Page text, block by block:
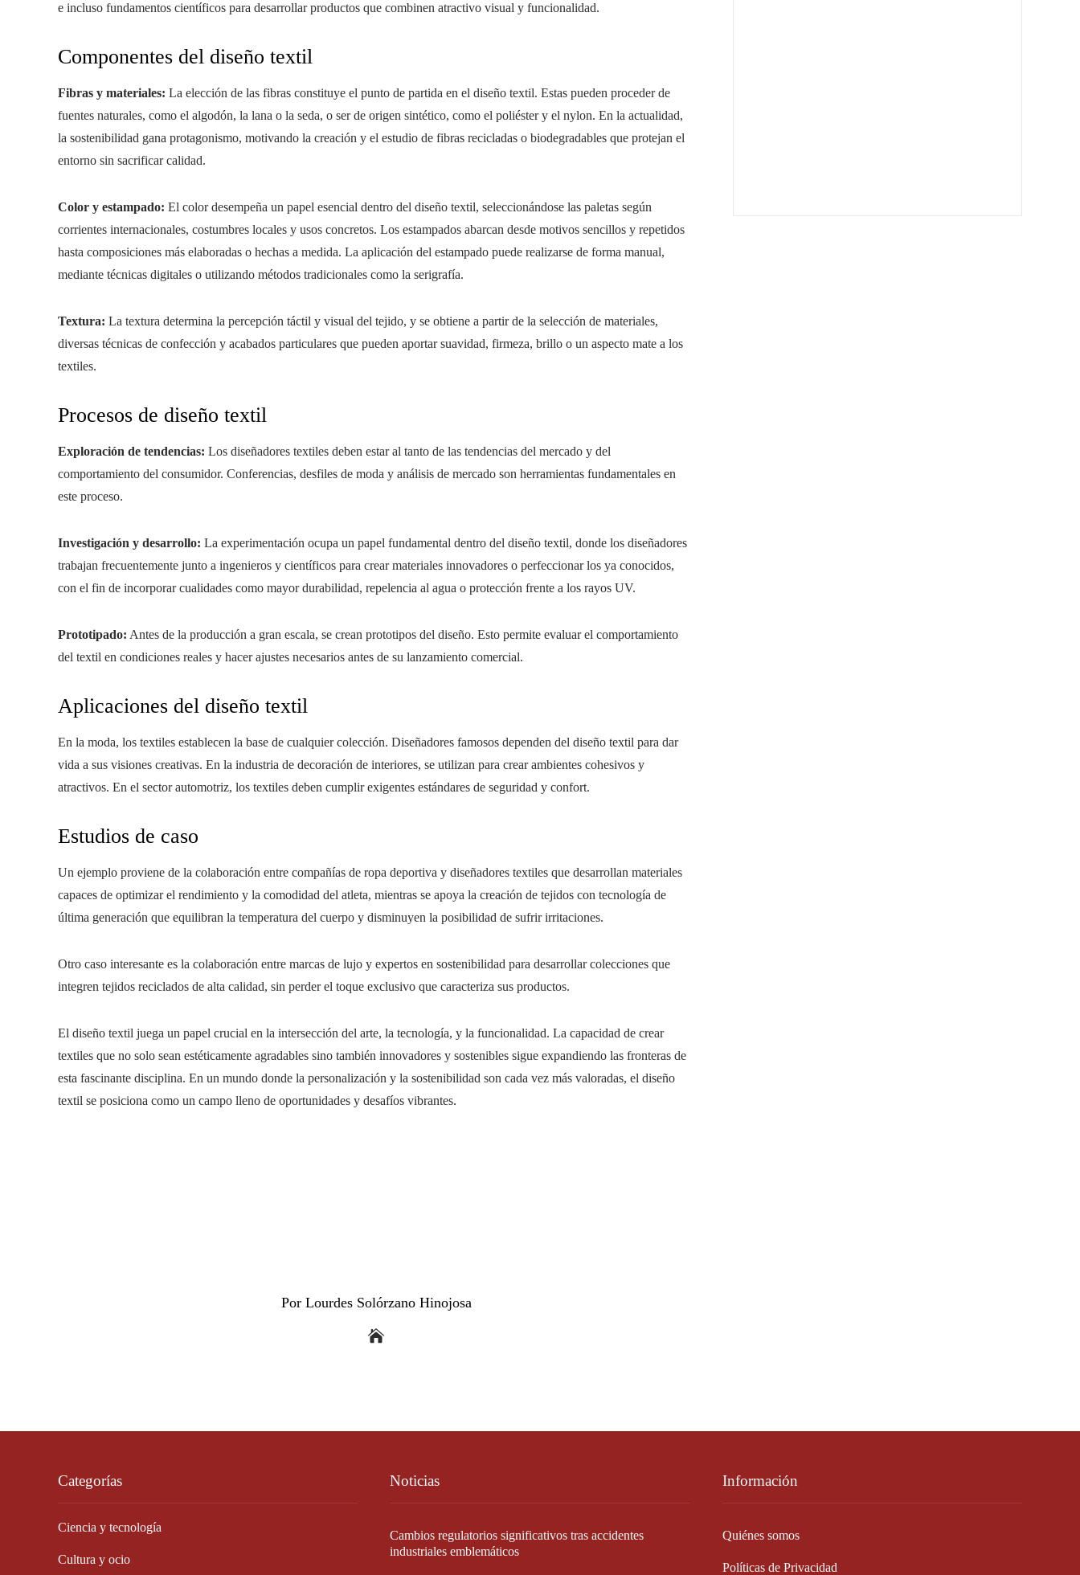
e incluso fundamentos científicos para desarrollar productos que combinen atractivo visual y funcionalidad.
Componentes del diseño textil
Fibras y materiales: La elección de las fibras constituye el punto de partida en el diseño textil. Estas pueden proceder de
fuentes naturales, como el algodón, la lana o la seda, o ser de origen sintético, como el poliéster y el nylon. En la actualidad,
la sostenibilidad gana protagonismo, motivando la creación y el estudio de fibras recicladas o biodegradables que protejan el
entorno sin sacrificar calidad.
Color y estampado: El color desempeña un papel esencial dentro del diseño textil, seleccionándose las paletas según
corrientes internacionales, costumbres locales y usos concretos. Los estampados abarcan desde motivos sencillos y repetidos
hasta composiciones más elaboradas o hechas a medida. La aplicación del estampado puede realizarse de forma manual,
mediante técnicas digitales o utilizando métodos tradicionales como la serigrafía.
Textura: La textura determina la percepción táctil y visual del tejido, y se obtiene a partir de la selección de materiales,
diversas técnicas de confección y acabados particulares que pueden aportar suavidad, firmeza, brillo o un aspecto mate a los
textiles.
Procesos de diseño textil
Exploración de tendencias: Los diseñadores textiles deben estar al tanto de las tendencias del mercado y del
comportamiento del consumidor. Conferencias, desfiles de moda y análisis de mercado son herramientas fundamentales en
este proceso.
Investigación y desarrollo: La experimentación ocupa un papel fundamental dentro del diseño textil, donde los diseñadores
trabajan frecuentemente junto a ingenieros y científicos para crear materiales innovadores o perfeccionar los ya conocidos,
con el fin de incorporar cualidades como mayor durabilidad, repelencia al agua o protección frente a los rayos UV.
Prototipado: Antes de la producción a gran escala, se crean prototipos del diseño. Esto permite evaluar el comportamiento
del textil en condiciones reales y hacer ajustes necesarios antes de su lanzamiento comercial.
Aplicaciones del diseño textil
En la moda, los textiles establecen la base de cualquier colección. Diseñadores famosos dependen del diseño textil para dar
vida a sus visiones creativas. En la industria de decoración de interiores, se utilizan para crear ambientes cohesivos y
atractivos. En el sector automotriz, los textiles deben cumplir exigentes estándares de seguridad y confort.
Estudios de caso
Un ejemplo proviene de la colaboración entre compañías de ropa deportiva y diseñadores textiles que desarrollan materiales
capaces de optimizar el rendimiento y la comodidad del atleta, mientras se apoya la creación de tejidos con tecnología de
última generación que equilibran la temperatura del cuerpo y disminuyen la posibilidad de sufrir irritaciones.
Otro caso interesante es la colaboración entre marcas de lujo y expertos en sostenibilidad para desarrollar colecciones que
integren tejidos reciclados de alta calidad, sin perder el toque exclusivo que caracteriza sus productos.
El diseño textil juega un papel crucial en la intersección del arte, la tecnología, y la funcionalidad. La capacidad de crear
textiles que no solo sean estéticamente agradables sino también innovadores y sostenibles sigue expandiendo las fronteras de
esta fascinante disciplina. En un mundo donde la personalización y la sostenibilidad son cada vez más valoradas, el diseño
textil se posiciona como un campo lleno de oportunidades y desafíos vibrantes.
Por Lourdes Solórzano Hinojosa
Categorías
Ciencia y tecnología
Cultura y ocio
Noticias
Cambios regulatorios significativos tras accidentes
industriales emblemáticos
Información
Quiénes somos
Políticas de Privacidad